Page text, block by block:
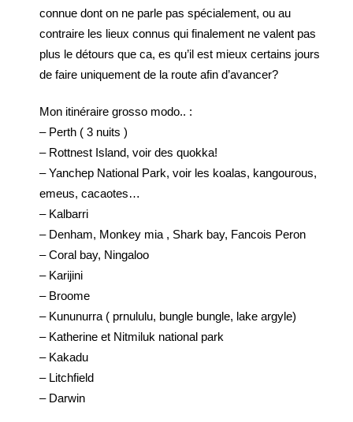
connue dont on ne parle pas spécialement, ou au
contraire les lieux connus qui finalement ne valent pas
plus le détours que ca, es qu’il est mieux certains jours
de faire uniquement de la route afin d’avancer?
Mon itinéraire grosso modo.. :
– Perth ( 3 nuits )
– Rottnest Island, voir des quokka!
– Yanchep National Park, voir les koalas, kangourous,
emeus, cacaotes…
– Kalbarri
– Denham, Monkey mia , Shark bay, Fancois Peron
– Coral bay, Ningaloo
– Karijini
– Broome
– Kununurra ( prnululu, bungle bungle, lake argyle)
– Katherine et Nitmiluk national park
– Kakadu
– Litchfield
– Darwin